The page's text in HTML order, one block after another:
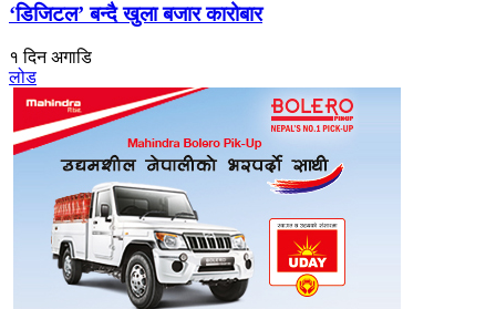
‘डिजिटल’ बन्दै खुला बजार कारोबार
१ दिन अगाडि
लोड